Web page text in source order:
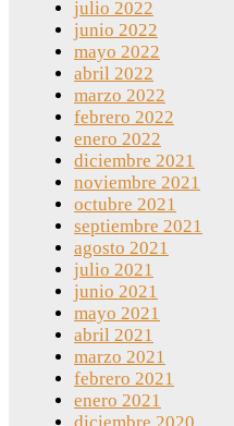
julio 2022
junio 2022
mayo 2022
abril 2022
marzo 2022
febrero 2022
enero 2022
diciembre 2021
noviembre 2021
octubre 2021
septiembre 2021
agosto 2021
julio 2021
junio 2021
mayo 2021
abril 2021
marzo 2021
febrero 2021
enero 2021
diciembre 2020